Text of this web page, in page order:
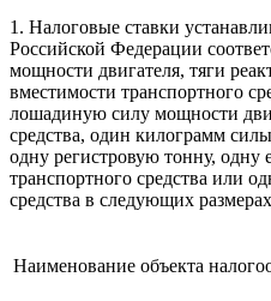
1. Налоговые ставки
Российской Федерации
мощности двигателя, тяги
вместимости транспортного
лошадиную силу мощности
средства, один килограмм
одну регистровую тонну, одну
транспортного средства или
средства в следующих
Наименование объекта